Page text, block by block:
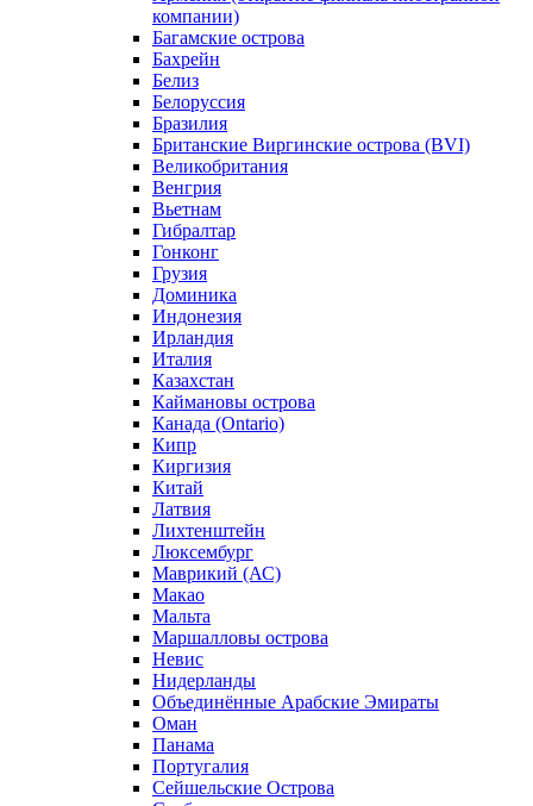
компании)
Багамские острова
Бахрейн
Белиз
Белоруссия
Бразилия
Британские Виргинские острова (BVI)
Великобритания
Венгрия
Вьетнам
Гибралтар
Гонконг
Грузия
Доминика
Индонезия
Ирландия
Италия
Казахстан
Каймановы острова
Канада (Ontario)
Кипр
Киргизия
Китай
Латвия
Лихтенштейн
Люксембург
Маврикий (АС)
Макао
Мальта
Маршалловы острова
Нeвис
Нидерланды
Объединённые Арабские Эмираты
Оман
Панама
Португалия
Сейшельские Острова